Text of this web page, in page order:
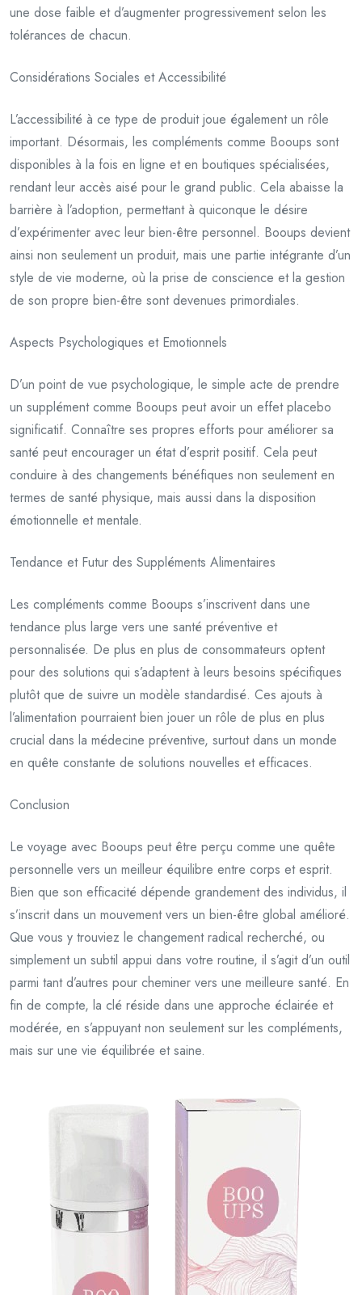
une dose faible et d’augmenter progressivement selon les
tolérances de chacun.
Considérations Sociales et Accessibilité
L’accessibilité à ce type de produit joue également un rôle
important. Désormais, les compléments comme Booups sont
disponibles à la fois en ligne et en boutiques spécialisées,
rendant leur accès aisé pour le grand public. Cela abaisse la
barrière à l’adoption, permettant à quiconque le désire
d’expérimenter avec leur bien-être personnel. Booups devient
ainsi non seulement un produit, mais une partie intégrante d’un
style de vie moderne, où la prise de conscience et la gestion
de son propre bien-être sont devenues primordiales.
Aspects Psychologiques et Emotionnels
D’un point de vue psychologique, le simple acte de prendre
un supplément comme Booups peut avoir un effet placebo
significatif. Connaître ses propres efforts pour améliorer sa
santé peut encourager un état d’esprit positif. Cela peut
conduire à des changements bénéfiques non seulement en
termes de santé physique, mais aussi dans la disposition
émotionnelle et mentale.
Tendance et Futur des Suppléments Alimentaires
Les compléments comme Booups s’inscrivent dans une
tendance plus large vers une santé préventive et
personnalisée. De plus en plus de consommateurs optent
pour des solutions qui s’adaptent à leurs besoins spécifiques
plutôt que de suivre un modèle standardisé. Ces ajouts à
l’alimentation pourraient bien jouer un rôle de plus en plus
crucial dans la médecine préventive, surtout dans un monde
en quête constante de solutions nouvelles et efficaces.
Conclusion
Le voyage avec Booups peut être perçu comme une quête
personnelle vers un meilleur équilibre entre corps et esprit.
Bien que son efficacité dépende grandement des individus, il
s’inscrit dans un mouvement vers un bien-être global amélioré.
Que vous y trouviez le changement radical recherché, ou
simplement un subtil appui dans votre routine, il s’agit d’un outil
parmi tant d’autres pour cheminer vers une meilleure santé. En
fin de compte, la clé réside dans une approche éclairée et
modérée, en s’appuyant non seulement sur les compléments,
mais sur une vie équilibrée et saine.